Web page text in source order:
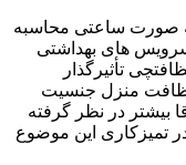
صورت ساعتی محاسبه
های بهداشتی
تأثیرگذار
منزل جنسیت
بیشتر در نظر گرفته
تمیزکاری این موضوع